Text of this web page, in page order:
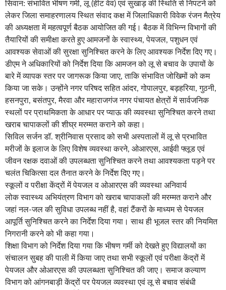
सिवान: संभावित भीषण गर्मी, लू (हीट वेव) एवं सुखाड़ की स्थिति से निपटने को
लेकर जिला समाहरणालय स्थित संवाद कक्ष में जिलाधिकारी विवेक रंजन मैत्रेय
की अध्यक्षता में महत्वपूर्ण बैठक आयोजित की गई। बैठक में विभिन्न विभागों की
तैयारियों की समीक्षा करते हुए आमजनों के स्वास्थ्य, पेयजल, पशुधन एवं
आवश्यक सेवाओं की सुरक्षा सुनिश्चित करने के लिए आवश्यक निर्देश दिए गए।
डीएम ने अधिकारियों को निर्देश दिया कि आमजन को लू से बचाव के उपायों के
बारे में व्यापक स्तर पर जागरूक किया जाए, ताकि संभावित जोखिमों को कम
किया जा सके। उन्होंने नगर परिषद सहित आंदर, गोपालपुर, बड़हरिया, गुठनी,
हसनपुरा, बसंतपुर, मैरवा और महाराजगंज नगर पंचायत क्षेत्रों में सार्वजनिक
स्थलों पर प्राथमिकता के आधार पर प्याऊ की व्यवस्था सुनिश्चित करने तथा
खराब चापाकलों की शीघ्र मरम्मत कराने को कहा।
सिविल सर्जन डॉ. श्रीनिवास प्रसाद को सभी अस्पतालों में लू से प्रभावित
मरीजों के इलाज के लिए विशेष व्यवस्था करने, ओआरएस, आईवी फ्लूड एवं
जीवन रक्षक दवाओं की उपलब्धता सुनिश्चित करने तथा आवश्यकता पड़ने पर
चलंत चिकित्सा दल तैनात करने के निर्देश दिए गए।
स्कूलों व परीक्षा केंद्रों में पेयजल व ओआरएस की व्यवस्था अनिवार्य
लोक स्वास्थ्य अभियंत्रण विभाग को खराब चापाकलों की मरम्मत कराने और
जहां नल-जल की सुविधा उपलब्ध नहीं है, वहां टैंकरों के माध्यम से पेयजल
आपूर्ति सुनिश्चित करने का निर्देश दिया गया। साथ ही भूजल स्तर की नियमित
निगरानी करने को भी कहा गया।
शिक्षा विभाग को निर्देश दिया गया कि भीषण गर्मी को देखते हुए विद्यालयों का
संचालन सुबह की पाली में किया जाए तथा सभी स्कूलों एवं परीक्षा केंद्रों में
पेयजल और ओआरएस की उपलब्धता सुनिश्चित की जाए। समाज कल्याण
विभाग को आंगनबाड़ी केंद्रों पर पेयजल व्यवस्था एवं लू से बचाव संबंधी